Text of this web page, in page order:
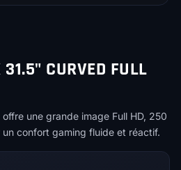
CURVED FULL
une grande image Full HD, 250
un confort gaming fluide et réactif.